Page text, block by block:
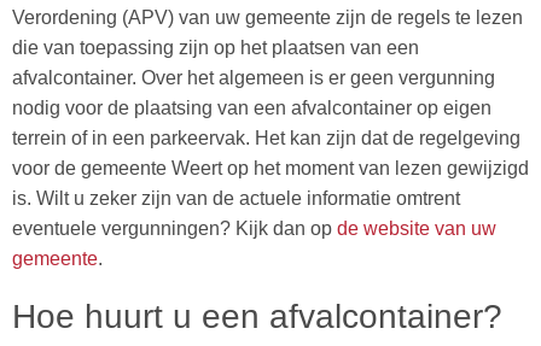
Verordening (APV) van uw gemeente zijn de regels te lezen
die van toepassing zijn op het plaatsen van een
afvalcontainer. Over het algemeen is er geen vergunning
nodig voor de plaatsing van een afvalcontainer op eigen
terrein of in een parkeervak. Het kan zijn dat de regelgeving
voor de gemeente Weert op het moment van lezen gewijzigd
is. Wilt u zeker zijn van de actuele informatie omtrent
eventuele vergunningen? Kijk dan op de website van uw
gemeente.
Hoe huurt u een afvalcontainer?